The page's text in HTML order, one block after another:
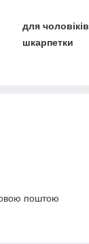
для чоловіків
шкарпетки
поштою